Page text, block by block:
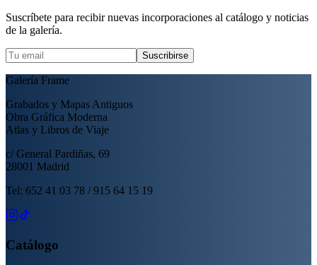
Suscríbete para recibir nuevas incorporaciones al catálogo y noticias
de la galería.
Suscribirse
Galería Frame
Grabados y Mapas Antiguos
Obra Gráfica Moderna
Atlas y Libros de Viaje
c/ General Pardiñas, 69
28001 Madrid
Tel: 652 41 03 78 / 915 64 15 19
Catálogo